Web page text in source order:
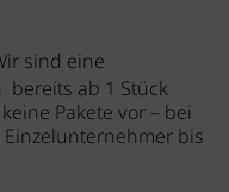
sind eine
ab 1 Stück
Pakete vor – bei
bis